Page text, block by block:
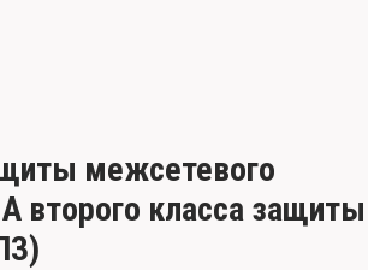
межсетевого
второго класса защиты